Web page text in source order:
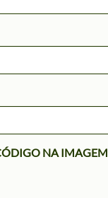
NA IMAGEM